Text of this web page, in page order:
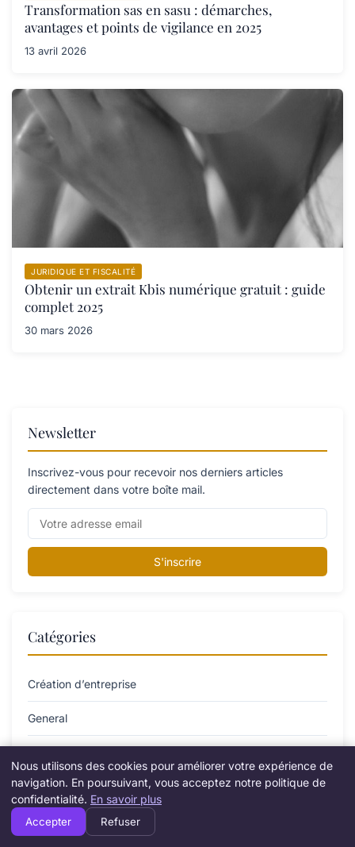
Transformation sas en sasu : démarches,
avantages et points de vigilance en 2025
13 avril 2026
JURIDIQUE ET FISCALITÉ
Obtenir un extrait Kbis numérique gratuit : guide
complet 2025
30 mars 2026
Newsletter
Inscrivez-vous pour recevoir nos derniers articles
directement dans votre boîte mail.
S'inscrire
Catégories
Création d’entreprise
General
Innovation et technologie
Juridique et fiscalité
Nous utilisons des cookies pour améliorer votre expérience de
navigation. En poursuivant, vous acceptez notre politique de
confidentialité. En savoir plus
Accepter Refuser